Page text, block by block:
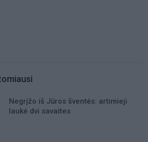
Negrįžo iš Jūros šventės: artimieji
laukė dvi savaites